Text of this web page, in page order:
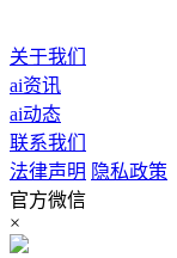
关于我们
ai资讯
ai动态
联系我们
法律声明 隐私政策
官方微信
×